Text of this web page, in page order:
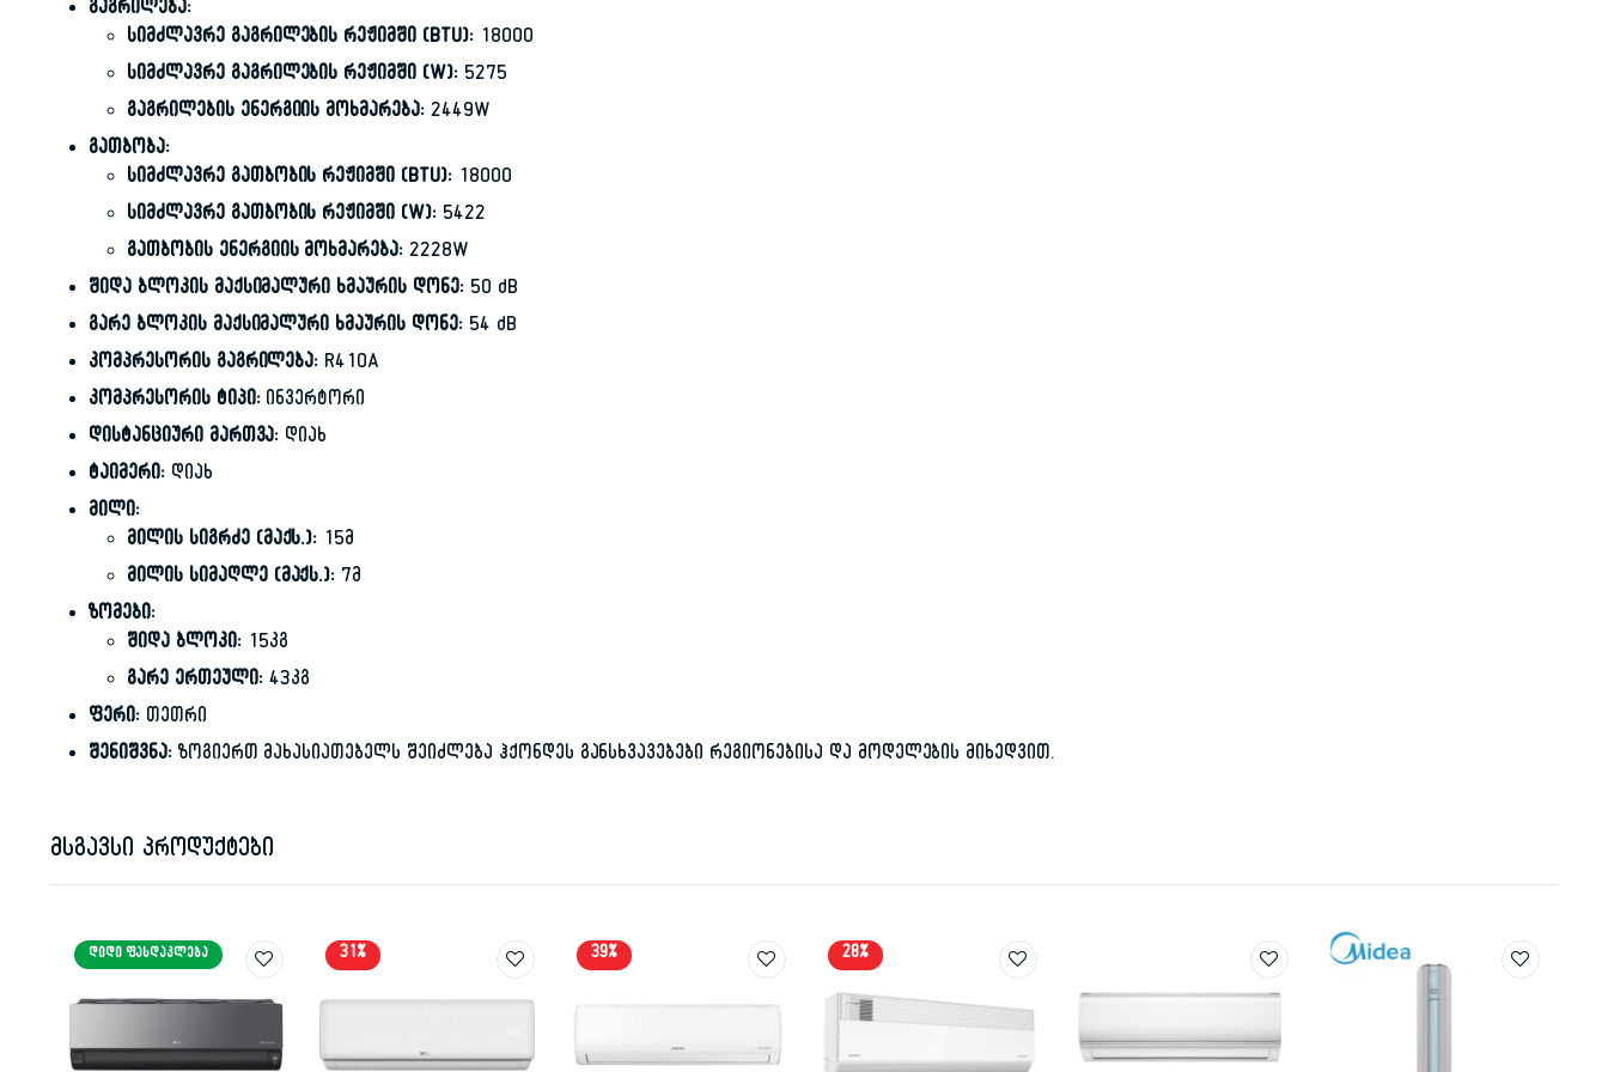
გაგრილება:
სიმძლავრე გაგრილების რეჟიმში (BTU):18000
სიმძლავრე გაგრილების რეჟიმში (W): 5275
გაგრილების ენერგიის მოხმარება: 2449W
გათბობა:
სიმძლავრე გათბობის რეჟიმში (BTU): 18000
სიმძლავრე გათბობის რეჟიმში (W): 5422
გათბობის ენერგიის მოხმარება: 2228W
შიდა ბლოკის მაქსიმალური ხმაურის დონე:50 dB
გარე ბლოკის მაქსიმალური ხმაურის დონე:54 dB
კომპრესორის გაგრილება: R410A
კომპრესორის ტიპი:ინვერტორი
დისტანციური მართვა: დიახ
ტაიმერი:დიახ
მილი:
მილის სიგრძე (მაქს.): 15მ
მილის სიმაღლე (მაქს.): 7მ
ზომები:
შიდა ბლოკი:15კგ
გარე ერთეული:43კგ
ფერი:თეთრი
შენიშვნა:ზოგიერთ მახასიათებელს შეიძლება ჰქონდეს განსხვავებები რეგიონებისა და მოდელების მიხედვით.
მსგავსი პროდუქტები
ᲓᲘᲓᲘ ᲤᲐᲡᲓᲐᲙᲚᲔᲑᲐ 31% 39% 28%